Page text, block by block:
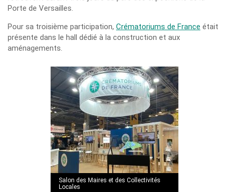
Porte de Versailles.
Pour sa troisième participation, Crématoriums de France était
présente dans le hall dédié à la construction et aux
aménagements.
Salon des Maires et des Collectivités
Locales